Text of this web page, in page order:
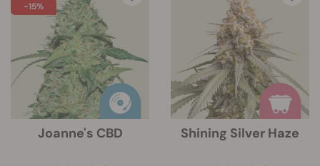
-15%
Joanne's CBD Shining Silver Haze